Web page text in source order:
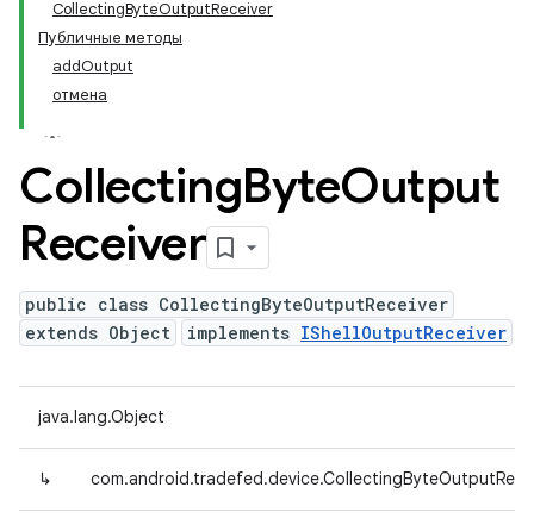
CollectingByteOutputReceiver
Публичные методы
addOutput
отмена
CollectingByteOutput
Receiver
public class CollectingByteOutputReceiver
extends Object
implements IShellOutputReceiver
java.lang.Object
↳